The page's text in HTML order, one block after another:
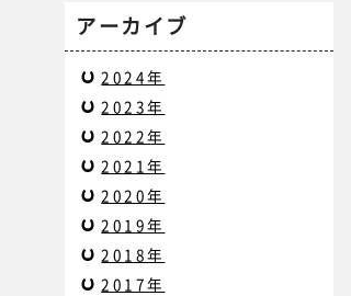
アーカイブ
2024年
2023年
2022年
2021年
2020年
2019年
2018年
2017年